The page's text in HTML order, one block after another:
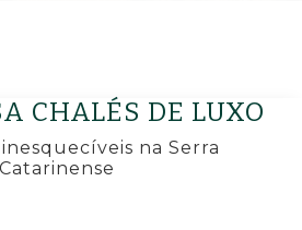
CHALÉS DE LUXO
na Serra
Catarinense